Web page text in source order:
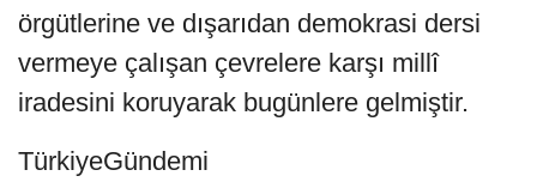
örgütlerine ve dışarıdan demokrasi dersi
vermeye çalışan çevrelere karşı millî
iradesini koruyarak bugünlere gelmiştir.
TürkiyeGündemi